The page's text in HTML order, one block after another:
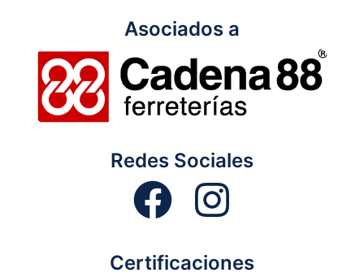
Asociados a
Redes Sociales
Certificaciones